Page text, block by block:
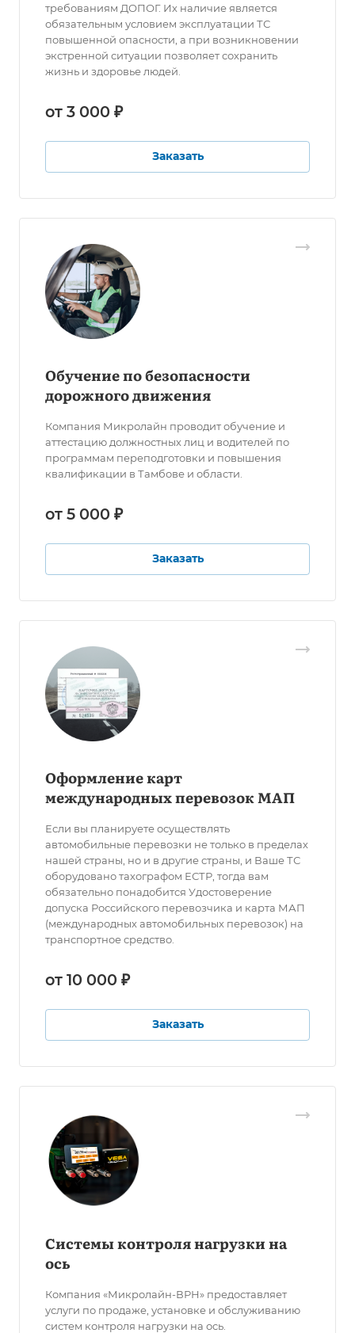
требованиям ДОПОГ. Их наличие является
обязательным условием эксплуатации ТС
повышенной опасности, а при возникновении
экстренной ситуации позволяет сохранить
жизнь и здоровье людей.
от 3 000 ₽
Заказать
Обучение по безопасности
дорожного движения
Компания Микролайн проводит обучение и
аттестацию должностных лиц и водителей по
программам переподготовки и повышения
квалификации в Тамбове и области.
от 5 000 ₽
Заказать
Оформление карт
международных перевозок МАП
Если вы планируете осуществлять
автомобильные перевозки не только в пределах
нашей страны, но и в другие страны, и Ваше ТС
оборудовано тахографом ЕСТР, тогда вам
обязательно понадобится Удостоверение
допуска Российского перевозчика и карта МАП
(международных автомобильных перевозок) на
транспортное средство.
от 10 000 ₽
Заказать
Системы контроля нагрузки на
ось
Компания «Микролайн-ВРН» предоставляет
услуги по продаже, установке и обслуживанию
систем контроля нагрузки на ось.